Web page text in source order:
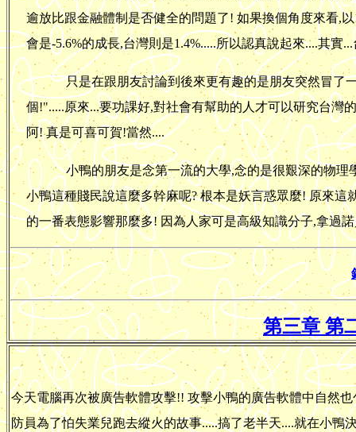
逾放比跟金融體制是否健全的問題了! 如果換個角度來看,
會是-5.6%的成長,台灣則是1.4%.....所以認真說起來....其
只是在跟朋友討論到後來更有趣的是朋友突然冒了
個!".....原來...要功課好,對社會有幫助的人才可以研究台灣
阿! 真是可喜可賀!當然....
小鴨的朋友是念第一流的大學,念的是很艱深的物
小鴨這種賤民說這麼多幹麻呢? 根本是妖言惑眾麼! 原來
的一番表態影響那麼多! 因為人家可是高級知識分子,拿過
第三章 第
今天電腦再次被廣告軟體攻擊!! 攻擊小鴨的廣告軟體中自然
防員為了怕失業兒跑去縱火的故事.....搞了老半天....就在小鴨